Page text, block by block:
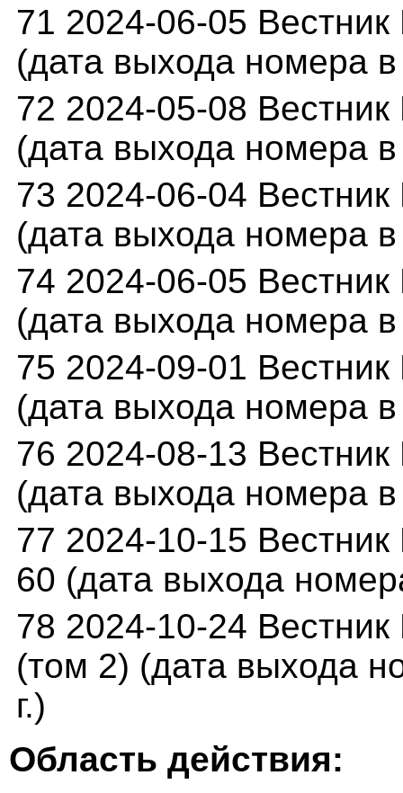
71 2024-06-05
(дата выхода номера
72 2024-05-08
(дата выхода номера
73 2024-06-04
(дата выхода номера
74 2024-06-05
(дата выхода номера
75 2024-09-01
(дата выхода номера
76 2024-08-13 Вестник
(дата выхода номера в
77 2024-10-15 Вестник
60 (дата выхода
78 2024-10-24
(том 2) (дата выхода
г.)
Область действия: